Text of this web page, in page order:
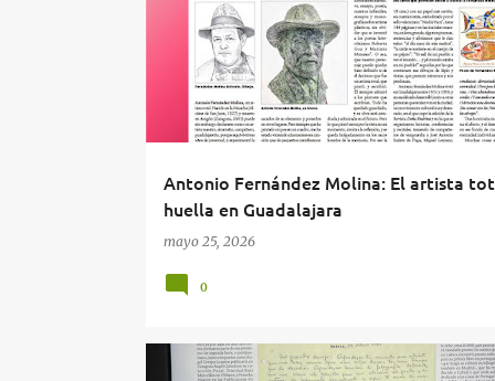
Antonio Fernández Molina: El artista
huella en Guadalajara
mayo 25, 2026
0